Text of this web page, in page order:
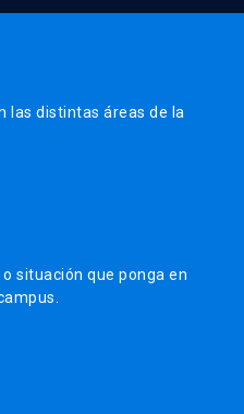
las distintas áreas de la
situación que ponga en